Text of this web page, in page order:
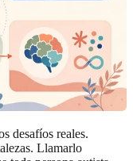
desafíos reales.
Llamarlo